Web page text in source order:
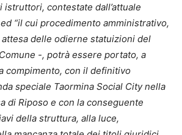
contestate dall’attuale
ed “il cui procedimento amministrativo,
delle odierne statuizioni del
-, potrà essere portato, a
compimento, con il definitivo
speciale Taormina Social City nella
di Riposo e con la conseguente
della struttura, alla luce,